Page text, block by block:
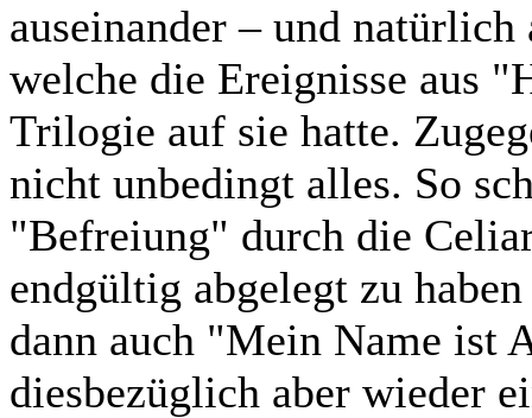
auseinander – und
welche die Ereignisse aus
Trilogie auf sie hatte.
nicht unbedingt alles. So
"Befreiung" durch die
endgültig abgelegt zu
dann auch "Mein Name ist
diesbezüglich aber wieder